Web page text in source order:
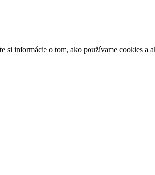
si informácie o tom, ako používame cookies a